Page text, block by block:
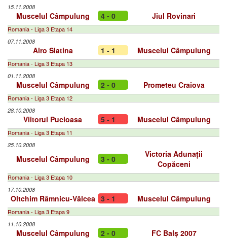
15.11.2008
Muscelul Câmpulung 4 - 0 Jiul Rovinari
Romania - Liga 3 Etapa 14
07.11.2008
Alro Slatina 1 - 1 Muscelul Câmpulung
Romania - Liga 3 Etapa 13
01.11.2008
Muscelul Câmpulung 2 - 0 Prometeu Craiova
Romania - Liga 3 Etapa 12
28.10.2008
Viitorul Pucioasa 5 - 1 Muscelul Câmpulung
Romania - Liga 3 Etapa 11
25.10.2008
Muscelul Câmpulung 3 - 0
Victoria Adunații
Copăceni
Romania - Liga 3 Etapa 10
17.10.2008
Oltchim Râmnicu-Vâlcea 3 - 1 Muscelul Câmpulung
Romania - Liga 3 Etapa 9
11.10.2008
Muscelul Câmpulung 2 - 0 FC Balș 2007